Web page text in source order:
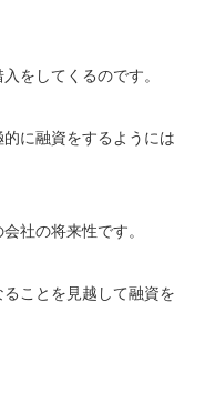
をしてくるのです。
に融資をするようには
社の将来性です。
ことを見越して融資を